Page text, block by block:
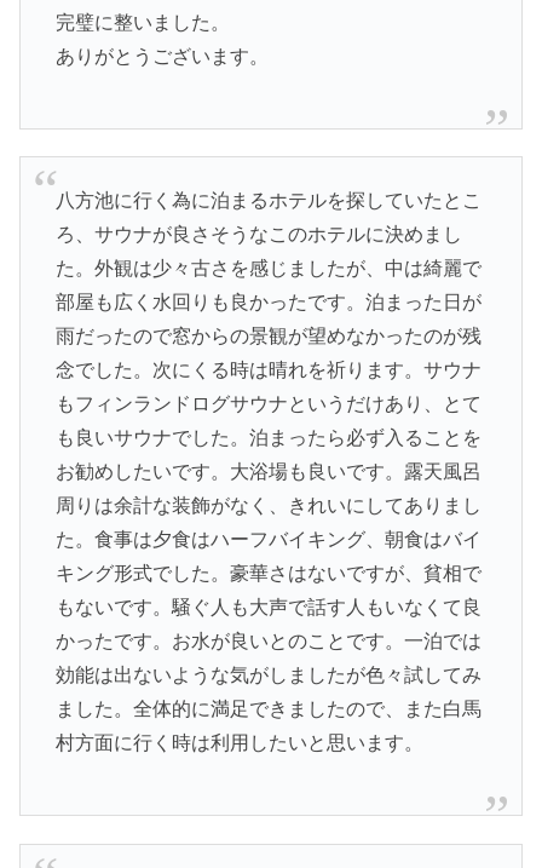
完璧に整いました。
ありがとうございます。
八方池に行く為に泊まるホテルを探していたとこ
ろ、サウナが良さそうなこのホテルに決めまし
た。外観は少々古さを感じましたが、中は綺麗で
部屋も広く水回りも良かったです。泊まった日が
雨だったので窓からの景観が望めなかったのが残
念でした。次にくる時は晴れを祈ります。サウナ
もフィンランドログサウナというだけあり、とて
も良いサウナでした。泊まったら必ず入ることを
お勧めしたいです。大浴場も良いです。露天風呂
周りは余計な装飾がなく、きれいにしてありまし
た。食事は夕食はハーフバイキング、朝食はバイ
キング形式でした。豪華さはないですが、貧相で
もないです。騒ぐ人も大声で話す人もいなくて良
かったです。お水が良いとのことです。一泊では
効能は出ないような気がしましたが色々試してみ
ました。全体的に満足できましたので、また白馬
村方面に行く時は利用したいと思います。